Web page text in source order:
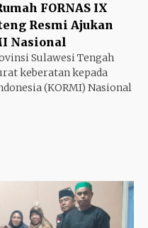
FORNAS IX
Resmi Ajukan
Nasional
Sulawesi Tengah
keberatan kepada
(KORMI) Nasional